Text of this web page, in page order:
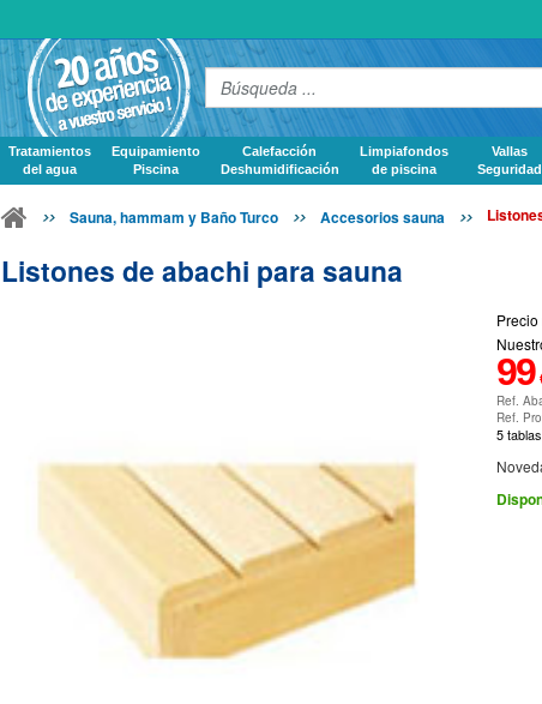
Tratamientos
del agua
Equipamiento
Piscina
Calefacción
Deshumidificación
Limpiafondos
de piscina
Vallas
Seguridad
Sauna, hammam y Baño Turco Accesorios sauna
Listones de abachi para sauna
99
Ref.
Ref.
5